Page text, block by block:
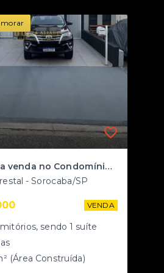
Sobrado a venda no Condomínio Horto Florestal 1
- Sorocaba/SP
VENDA
, sendo1 suíte
(Área Construída)